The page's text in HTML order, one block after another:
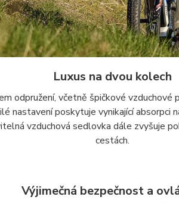
Luxus na dvou kolech
odpružení, včetně špičkové
nastavení poskytuje vynikající absorpci
vzduchová sedlovka dále zvyšuje
cestách.
Výjimečná bezpečnost a